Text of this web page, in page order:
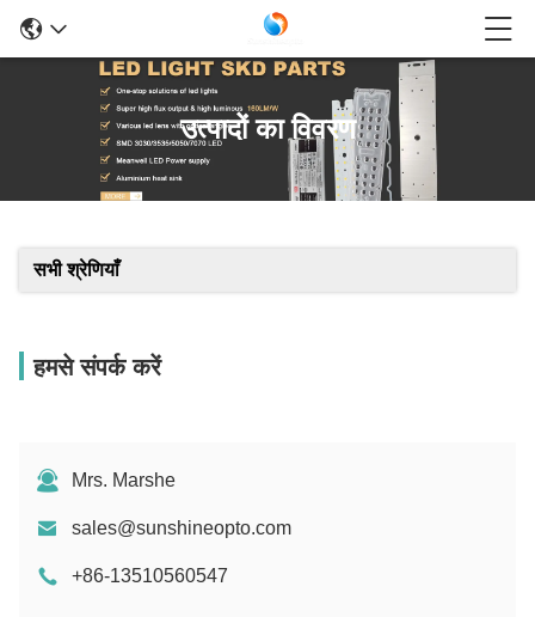
उत्पादों का विवरण
सभी श्रेणियाँ
हमसे संपर्क करें
Mrs. Marshe
sales@sunshineopto.com
+86-13510560547